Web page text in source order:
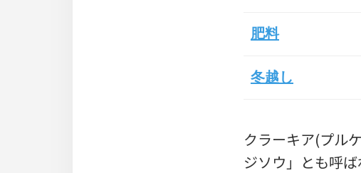
肥料
冬越し
クラーキア(プル
ジソウ」とも呼